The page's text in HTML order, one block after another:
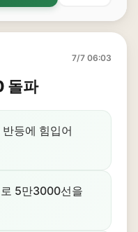
7/7 06:03
돌파
등에 힘입어
5만3000선을